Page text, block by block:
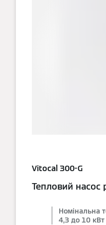
Vitocal 300-G
Тепловий насос
Номінальна
4,3 до 10 кВт